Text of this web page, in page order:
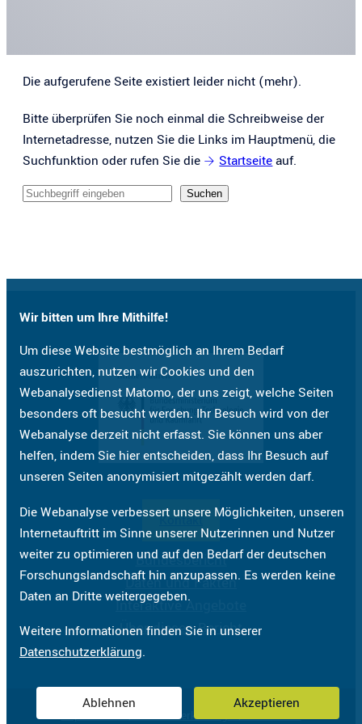
Wir bitten um Ihre Mithilfe!
Um diese Website bestmöglich an Ihrem Bedarf
auszurichten, nutzen wir Cookies und den
Webanalysedienst Matomo, der uns zeigt, welche Seiten
besonders oft besucht werden. Ihr Besuch wird von der
Webanalyse derzeit nicht erfasst. Sie können uns aber
helfen, indem Sie hier entscheiden, dass Ihr Besuch auf
unseren Seiten anonymisiert mitgezählt werden darf.
Die Webanalyse verbessert unsere Möglichkeiten, unseren
Internetauftritt im Sinne unserer Nutzerinnen und Nutzer
weiter zu optimieren und auf den Bedarf der deutschen
Forschungslandschaft hin anzupassen. Es werden keine
Daten an Dritte weitergegeben.
Weitere Informationen finden Sie in unserer
Datenschutzerklärung.
Ablehnen Akzeptieren
Die aufgerufene Seite existiert leider nicht (mehr).
Bitte überprüfen Sie noch einmal die Schreibweise der
Internetadresse, nutzen Sie die Links im Hauptmenü, die
Suchfunktion oder rufen Sie die
Startseiteauf.
Sucheingabe
Suchen
Kontakt
Bundesbericht
Daten und Fakten
Interaktive Angebote
Über diesen Bericht
ImpressumDatenschutzerklärungBarrierefreiheit